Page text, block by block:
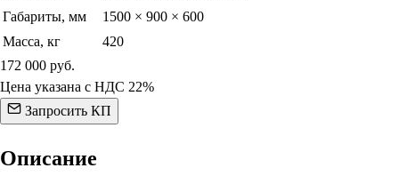
Габариты, мм
1500 × 900 × 600
Масса, кг
420
172 000 руб.
Цена указана с НДС 22%
Запросить КП
Описание